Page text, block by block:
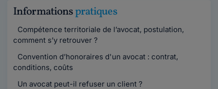
Informationspratiques
Compétence territoriale de l’avocat, postulation,
comment s’y retrouver ?
Convention d’honoraires d'un avocat : contrat,
conditions, coûts
Un avocat peut-il refuser un client ?